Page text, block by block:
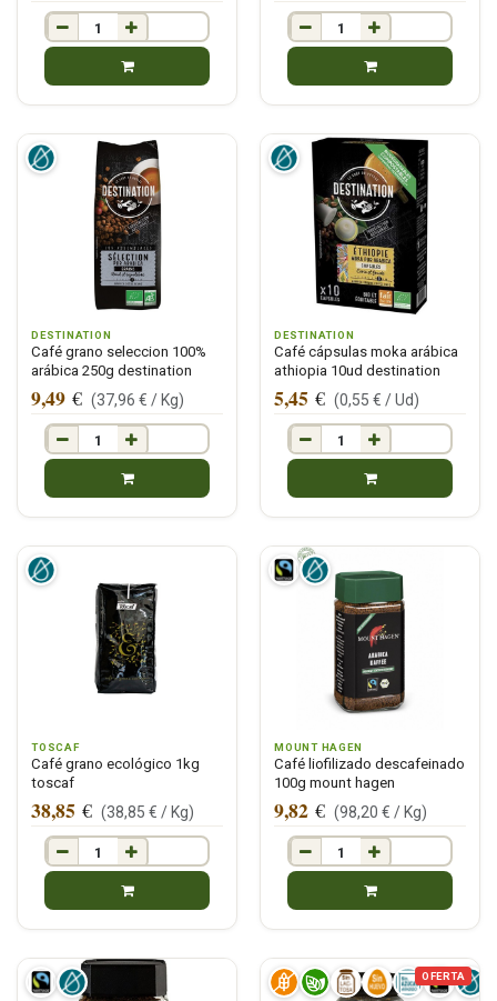
DESTINATION
Café grano seleccion 100%
arábica 250g destination
9,49 € (37,96 € / Kg)
DESTINATION
Café cápsulas moka arábica
athiopia 10ud destination
5,45 € (0,55 € /Ud)
TOSCAF
Café grano ecológico 1kg
toscaf
38,85 € (38,85 € / Kg)
MOUNT HAGEN
Café liofilizado descafeinado
100g mount hagen
9,82 € (98,20 € / Kg)
OFERTA